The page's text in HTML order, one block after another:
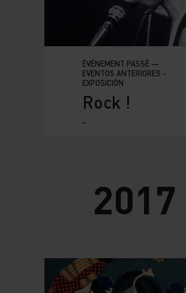
ÉVÉNEMENT PASSÉ —
EVENTOS ANTERIORES -
EXPOSICIÓN
Rock !
-
2017